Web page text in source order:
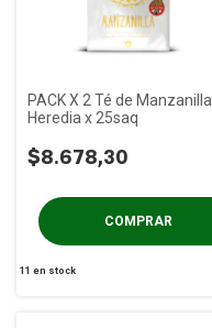
PACK X 2 Té de Manzanilla
Heredia x 25saq
$8.678,30
11 en stock